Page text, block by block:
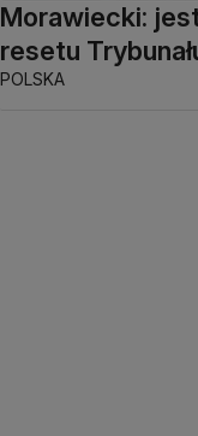
Morawiecki:
resetu
POLSKA